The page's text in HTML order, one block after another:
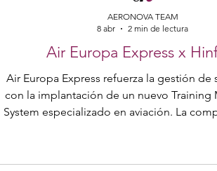
Air Europa Express x
Air Europa Express refuerza la gestión de
con la implantación de un nuevo Training
System especializado en aviación. La
profesionalidad, situando a las personas
AERONOVA TEAM
8 abr
2 min de lectura